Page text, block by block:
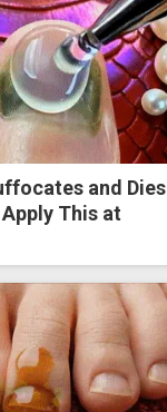
and Dies
Apply This at